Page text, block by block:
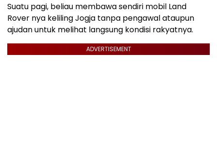
Suatu pagi, beliau membawa sendiri mobil Land
Rover nya keliling Jogja tanpa pengawal ataupun
ajudan untuk melihat langsung kondisi rakyatnya.
ADVERTISEMENT